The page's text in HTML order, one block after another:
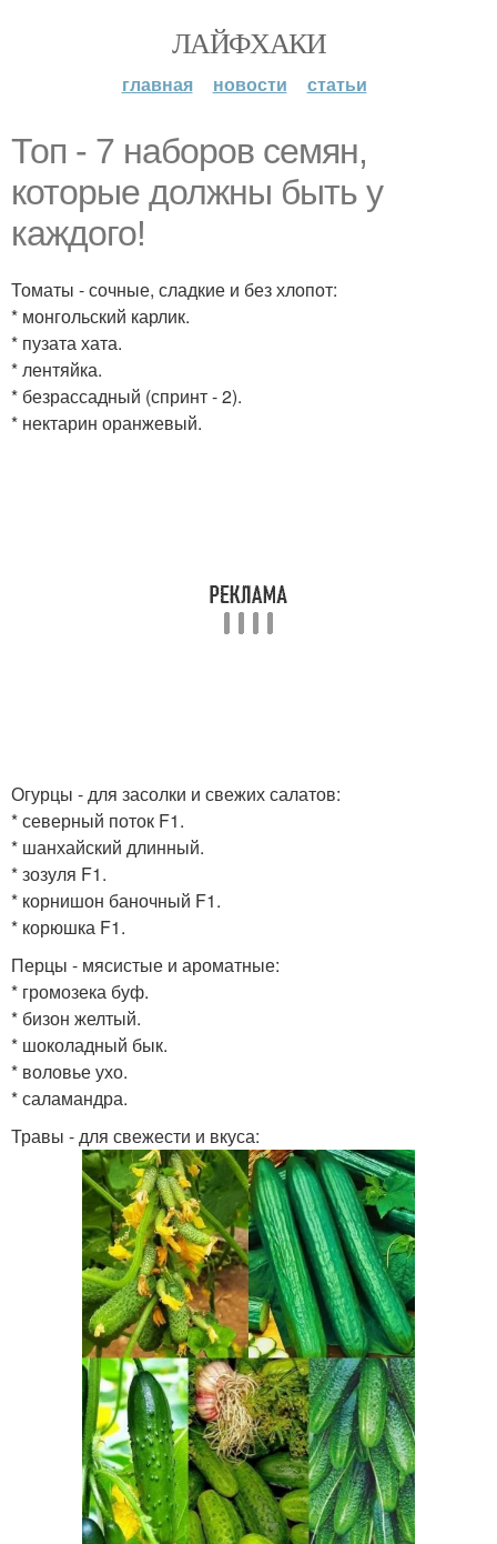
ЛАЙФХАКИ
главная новости статьи
Топ - 7 наборов семян,
которые должны быть у
каждого!
Томаты - сочные, сладкие и без хлопот:
* монгольский карлик.
* пузата хата.
* лентяйка.
* безрассадный (спринт - 2).
* нектарин оранжевый.
Огурцы - для засолки и свежих салатов:
* северный поток F1.
* шанхайский длинный.
* зозуля F1.
* корнишон баночный F1.
* корюшка F1.
Перцы - мясистые и ароматные:
* громозека буф.
* бизон желтый.
* шоколадный бык.
* воловье ухо.
* саламандра.
Травы - для свежести и вкуса: